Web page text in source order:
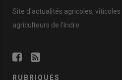
Site d'actualités agricoles,
agriculteurs de l'Indre.
RUBRIQUES